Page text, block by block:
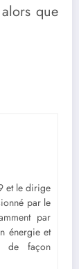
que
et le dirige
par le
par
énergie et
de façon